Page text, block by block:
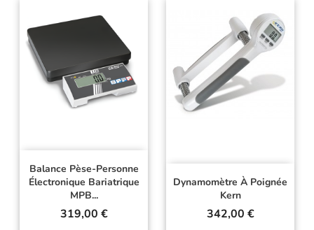
Balance Pèse-Personne
Électronique Bariatrique
MPB...
Prix
319,00 €
Dynamomètre À Poignée
Kern
Prix
342,00 €